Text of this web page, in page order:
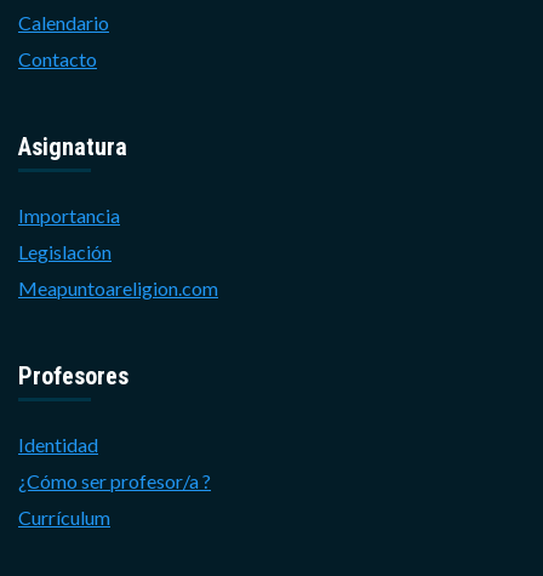
Calendario
Contacto
Asignatura
Importancia
Legislación
Meapuntoareligion.com
Profesores
Identidad
¿Cómo ser profesor/a ?
Currículum